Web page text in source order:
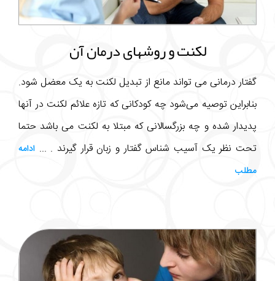
لکنت و روشهای درمان آن
گفتار درمانی می تواند مانع از تبدیل لکنت به یک معضل شود.
بنابراین توصیه می‌شود چه کودکانی که تازه علائم لکنت در آنها
پدیدار شده و چه بزرگسالانی که مبتلا به لکنت می باشد حتما
تحت نظر یک آسیب شناس گفتار و زبان قرار گیرند . ... ادامه
مطلب